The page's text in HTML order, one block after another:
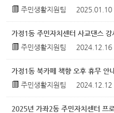
주민생활지원팀
2025.01.10
가정1동 주민자치센터 사교댄스 강
주민생활지원팀
2024.12.16
가정1동 북카페 책향 오후 휴무 안
주민생활지원팀
2024.12.12
2025년 가좌2동 주민자치센터 프